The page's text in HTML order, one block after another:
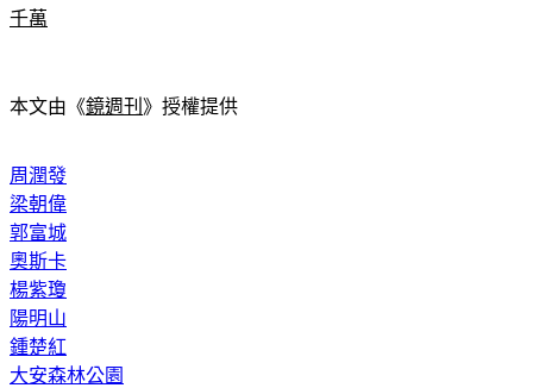
千萬
本文由《鏡週刊 》授權提供
周潤發
梁朝偉
郭富城
奧斯卡
楊紫瓊
陽明山
鍾楚紅
大安森林公園